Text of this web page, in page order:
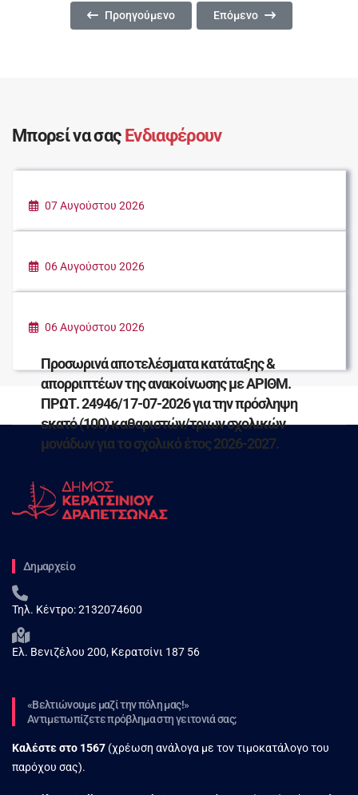
Προηγούμενο Άρθρο: ΕΝΑΡΞΗ ΛΕΙΤΟΥΡΓΙΑΣ
Προηγούμενο Επόμενο Άρθρο:
Επόμενο
Μπορεί να σας Ενδιαφέρουν
07 Αυγούστου 2026
06 Αυγούστου 2026
ΤΟΥΣ ΠΛΗΓΕΝΤΕΣ ΣΥΝΑΝΘΡΩΠΟΥΣ ΜΑΣ
06 Αυγούστου 2026
Προσωρινά αποτελέσματα κατάταξης &
απορριπτέων της ανακοίνωσης με ΑΡΙΘΜ.
ΠΡΩΤ. 24946/17-07-2026 για την πρόσληψη
εκατό (100) καθαριστών/τριων σχολικών
μονάδων για το σχολικό έτος 2026-2027.
Δημαρχείο
Τηλ. Κέντρο:2132074600
Ελ. Βενιζέλου 200, Κερατσίνι 187 56
«Βελτιώνουμε μαζί την πόλη μας!»
Αντιμετωπίζετε πρόβλημα στη γειτονιά σας;
Καλέστε στο 1567 (χρέωση ανάλογα με τον τιμοκατάλογο του
παρόχου σας).